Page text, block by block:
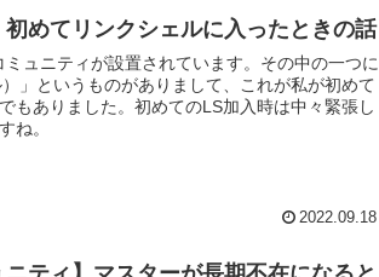
初めてリンクシェルに入ったときの話
ュニティが設置されています。その中の一つに
）」というものがありまして、これが私が初めて
もありました。初めてのLS加入時は中々緊張し
ね。
2022.09.18